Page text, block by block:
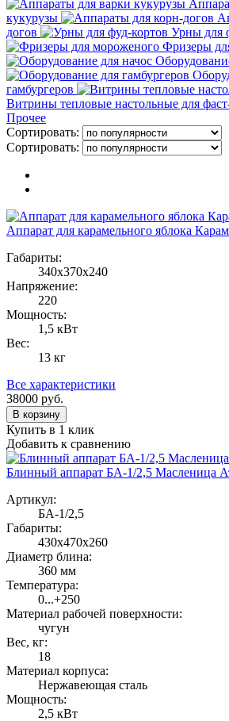
кукурузы
догов
Урны для
Фризеры
гамбургеров
Витрины тепловые настольные для
Прочее
Сортировать:
Сортировать:
Аппарат для карамельного яблока
Габариты:
340x370x240
Напряжение:
220
Мощность:
1,5 кВт
Вес:
13 кг
Все характеристики
38000 руб.
В корзину
Купить в 1 клик
Добавить к сравнению
Блинный аппарат БА-1/2,5 Масленица
Артикул:
БА-1/2,5
Габариты:
430х470х260
Диаметр блина:
360 мм
Температура:
0...+250
Материал рабочей поверхности:
чугун
Вес, кг:
18
Материал корпуса:
Нержавеющая сталь
Мощность:
2,5 кВт